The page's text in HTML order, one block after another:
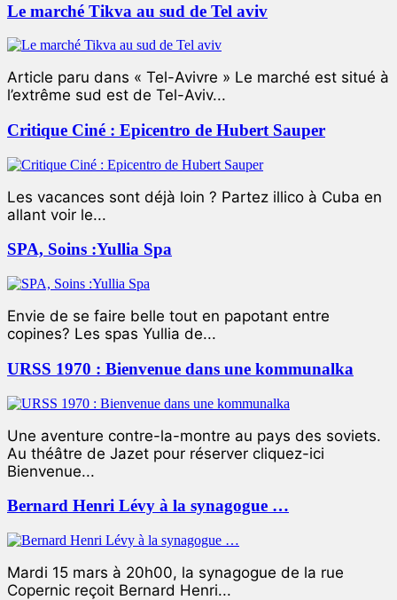
Le marché Tikva au sud de Tel aviv
Article paru dans « Tel-Avivre » Le marché est situé à
l’extrême sud est de Tel-Aviv...
Critique Ciné : Epicentro de Hubert Sauper
Les vacances sont déjà loin ? Partez illico à Cuba en
allant voir le...
SPA, Soins :Yullia Spa
Envie de se faire belle tout en papotant entre
copines? Les spas Yullia de...
URSS 1970 : Bienvenue dans une kommunalka
Une aventure contre-la-montre au pays des soviets.
Au théâtre de Jazet pour réserver cliquez-ici
Bienvenue...
Bernard Henri Lévy à la synagogue …
Mardi 15 mars à 20h00, la synagogue de la rue
Copernic reçoit Bernard Henri...